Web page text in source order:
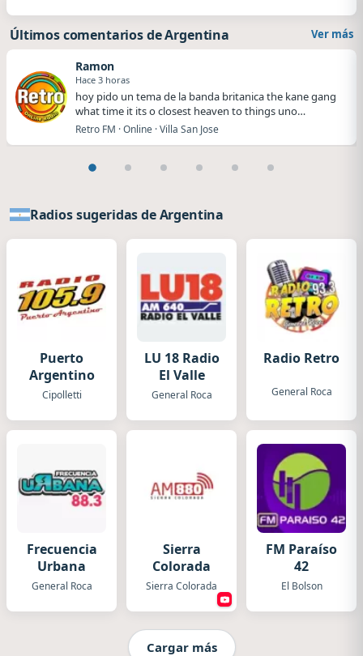
Últimos comentarios de Argentina Ver más
Ramon
Hace 3 horas
hoy pido un tema de la banda britanica the kane gang
what time it its o closest heaven to things uno…
Retro FM · Online · Villa San Jose
Radios sugeridas de Argentina
Puerto
Argentino
Cipolletti
LU 18 Radio
El Valle
General Roca
Radio Retro
General Roca
Frecuencia
Urbana
General Roca
Sierra
Colorada
Sierra Colorada
FM Paraíso
42
El Bolson
Cargar más